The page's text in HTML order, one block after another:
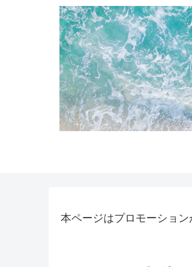
本ページはプロモーショ